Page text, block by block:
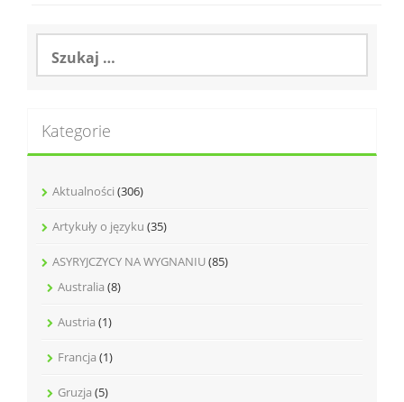
Szukaj:
Kategorie
Aktualności (306)
Artykuły o języku (35)
ASYRYJCZYCY NA WYGNANIU(85)
Australia (8)
Austria (1)
Francja (1)
Gruzja (5)